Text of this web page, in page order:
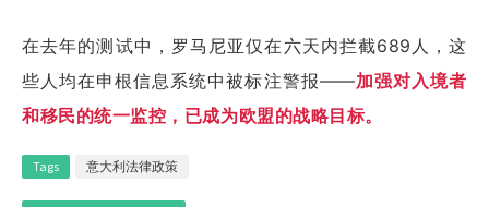
在去年的测试中，罗马尼亚仅在六天内拦截689人，这
些人均在申根信息系统中被标注警报——加强对入境者
和移民的统一监控，已成为欧盟的战略目标。
Tags 意大利法律政策